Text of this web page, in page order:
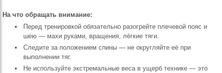
На что обращать внимание:
Перед тренировкой обязательно разогрейте плечевой пояс и
шею — махи руками, вращения, лёгкие тяги.
Следите за положением спины — не округляйте её при
выполнении тяг.
Не используйте экстремальные веса в ущерб технике — это